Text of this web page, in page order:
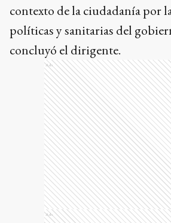
contexto de la ciudadanía por
políticas y sanitarias del
concluyó el dirigente.
Ads
Ads